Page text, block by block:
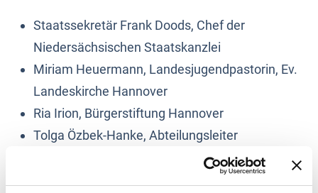
Staatssekretär Frank Doods, Chef der
Niedersächsischen Staatskanzlei
Miriam Heuermann, Landesjugendpastorin, Ev.
Landeskirche Hannover
Ria Irion, Bürgerstiftung Hannover
Tolga Özbek-Hanke, Abteilungsleiter
Unternehmenskommunikation, VGH